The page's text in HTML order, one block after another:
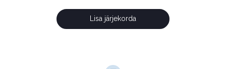
Kunst ja looming (86)
Laste- ja noortekirjandus (581)
Lisa järjekorda